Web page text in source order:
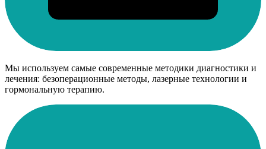
Мы используем самые современные методики диагностики и
лечения: безоперационные методы, лазерные технологии и
гормональную терапию.